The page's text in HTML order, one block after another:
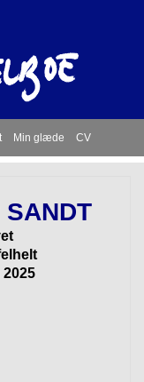
Min glæde CV
SANDT